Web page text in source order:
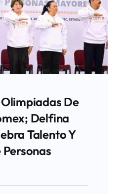
De
Delfina
Talento Y